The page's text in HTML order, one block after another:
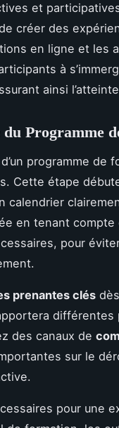
et
créer des
en ligne et les
à
ainsi
Programme
d’un programme de
Cette étape
calendrier
en tenant
pour
prenantes clés
différentes
des canaux de
sur le
pour une